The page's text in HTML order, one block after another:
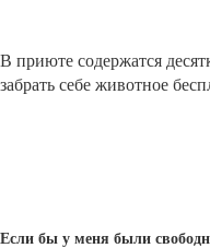
В приюте содержатся
забрать себе животное
Если бы у меня были